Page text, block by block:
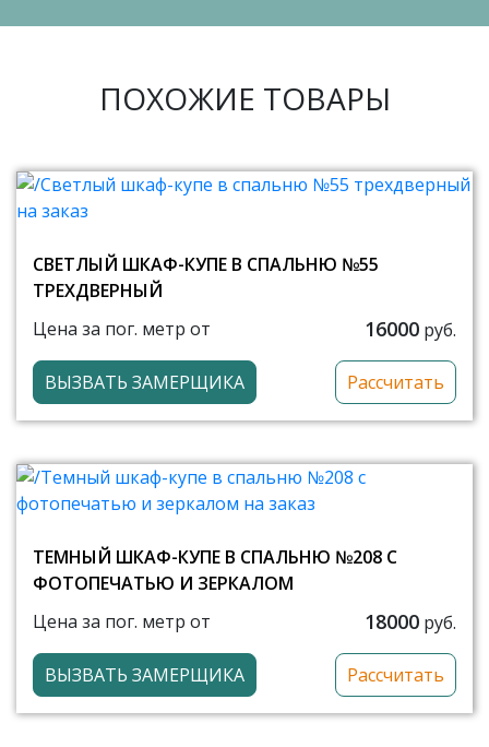
ПОХОЖИЕ ТОВАРЫ
СВЕТЛЫЙ ШКАФ-КУПЕ В СПАЛЬНЮ №55
ТРЕХДВЕРНЫЙ
Цена за пог. метр от
16000 руб.
ВЫЗВАТЬ ЗАМЕРЩИКА Рассчитать
ТЕМНЫЙ ШКАФ-КУПЕ В СПАЛЬНЮ №208 С
ФОТОПЕЧАТЬЮ И ЗЕРКАЛОМ
Цена за пог. метр от
18000 руб.
ВЫЗВАТЬ ЗАМЕРЩИКА Рассчитать